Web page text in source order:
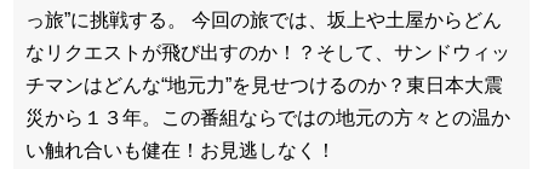
っ旅”に挑戦する。 今回の旅では、坂上や土屋からどん
なリクエストが飛び出すのか！？そして、サンドウィッ
チマンはどんな“地元力”を見せつけるのか？東日本大震
災から１３年。この番組ならではの地元の方々との温か
い触れ合いも健在！お見逃しなく！